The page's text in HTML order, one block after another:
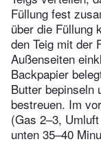
Füllung fest
über die Füllung
den Teig mit der
Außenseiten
Backpapier
Butter bepinseln
bestreuen. Im
(Gas 2–3,
unten 35–40